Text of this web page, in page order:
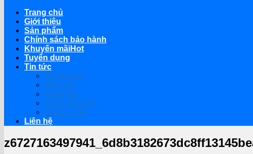
Trang chủ
Giới thiệu
Sản phẩm
Chính sách bảo hành
Khuyến mãi
Tuyển dụng
Tin tức
Thị trường
Mẹo hay
Đánh giá
Cuộc sống số
Game – App
Liên hệ